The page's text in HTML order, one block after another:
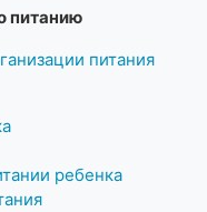
питанию
питания
ребенка